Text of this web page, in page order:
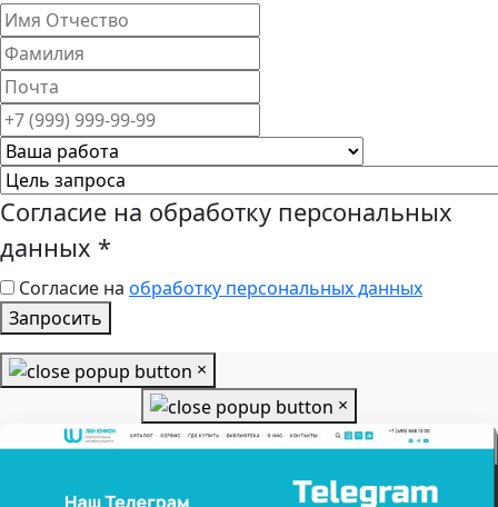
Согласие на обработку персональных
данных *
Согласие на обработку персональных данных
Запросить
×
×